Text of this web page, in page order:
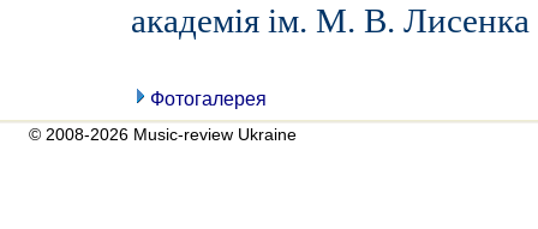
академія ім. М. В. Лисенка
Фотогалерея
© 2008-2026 Music-review Ukraine